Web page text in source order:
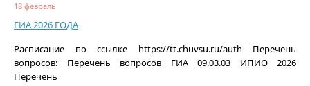
18 февраль
ГИА 2026 ГОДА
Расписание по ссылке https://tt.chuvsu.ru/auth Перечень
вопросов: Перечень вопросов ГИА 09.03.03 ИПИО 2026
Перечень